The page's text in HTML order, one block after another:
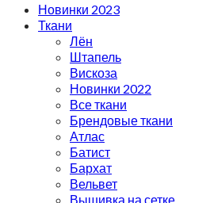
Новинки 2023
Ткани
Лён
Штапель
Вискоза
Новинки 2022
Все ткани
Брендовые ткани
Атлас
Батист
Бархат
Вельвет
Вышивка на сетке